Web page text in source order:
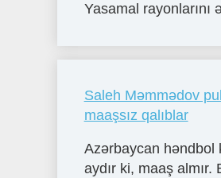
Yasamal rayonlarını
Saleh Məmmədov
maaşsız qalıblar
Azərbaycan həndbol
aydır ki, maaş almır.